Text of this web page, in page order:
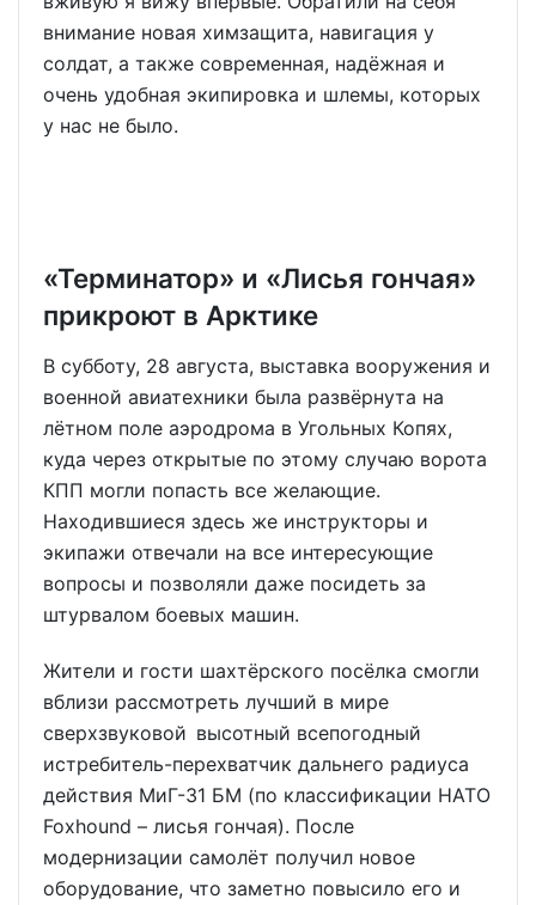
внимание новая химзащита, навигация у
солдат, а также современная, надёжная и
очень удобная экипировка и шлемы, которых
у нас не было.
«Терминатор» и «Лисья гончая»
прикроют в Арктике
В субботу, 28 августа, выставка вооружения и
военной авиатехники была развёрнута на
лётном поле аэродрома в Угольных Копях,
куда через открытые по этому случаю ворота
КПП могли попасть все желающие.
Находившиеся здесь же инструкторы и
экипажи отвечали на все интересующие
вопросы и позволяли даже посидеть за
штурвалом боевых машин.
Жители и гости шахтёрского посёлка смогли
вблизи рассмотреть лучший в мире
сверхзвуковой высотный всепогодный
истребитель-перехватчик дальнего радиуса
действия МиГ-31 БМ (по классификации НАТО
Foxhound – лисья гончая). После
модернизации самолёт получил новое
оборудование, что заметно повысило его и